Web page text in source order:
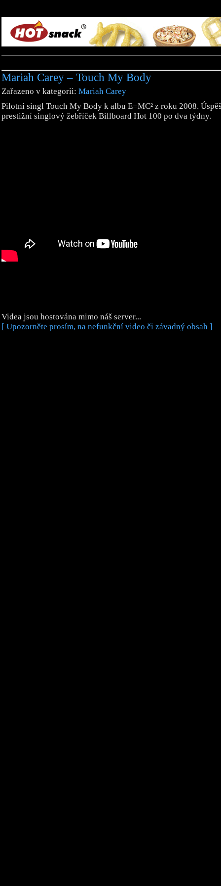
Mariah Carey – Touch My Body
Zařazeno v kategorii: Mariah Carey
Pilotní singl Touch My Body k albu E=MC² z roku 2008.
prestižní singlový žebříček Billboard Hot 100 po dva týdny.
Videa jsou hostována mimo náš server...
[ Upozorněte prosím, na nefunkční video či závadný obsah ]